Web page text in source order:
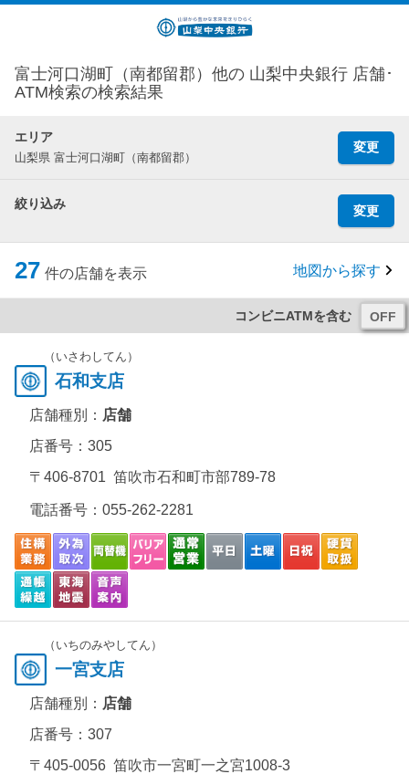
富士河口湖町（南都留郡）他の 山梨中央銀行 店舗･
ATM検索の検索結果
エリア
山梨県 富士河口湖町（南都留郡）
変更
絞り込み 変更
27 件の店舗を表示 地図から探す
コンビニATMを含む
（いさわしてん）
石和支店
店舗種別： 店舗
店番号：305
〒406-8701 笛吹市石和町市部789-78
電話番号： 055-262-2281
（いちのみやしてん）
一宮支店
店舗種別： 店舗
店番号：307
〒405-0056 笛吹市一宮町一之宮1008-3